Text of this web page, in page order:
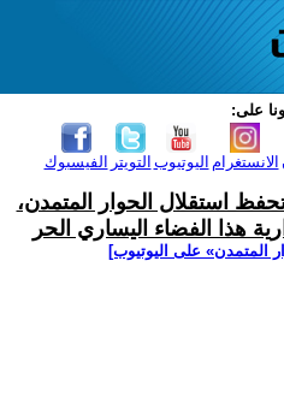
على:
الفيسبوك التويتر اليوتيوب الانستغرام
استقلال الحوار المتمدن،
هذا الفضاء اليساري الحر
المتمدن» على اليوتيوب]